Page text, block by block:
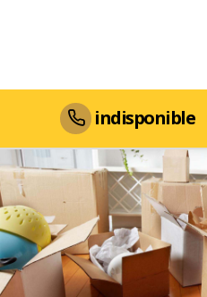
indisponible